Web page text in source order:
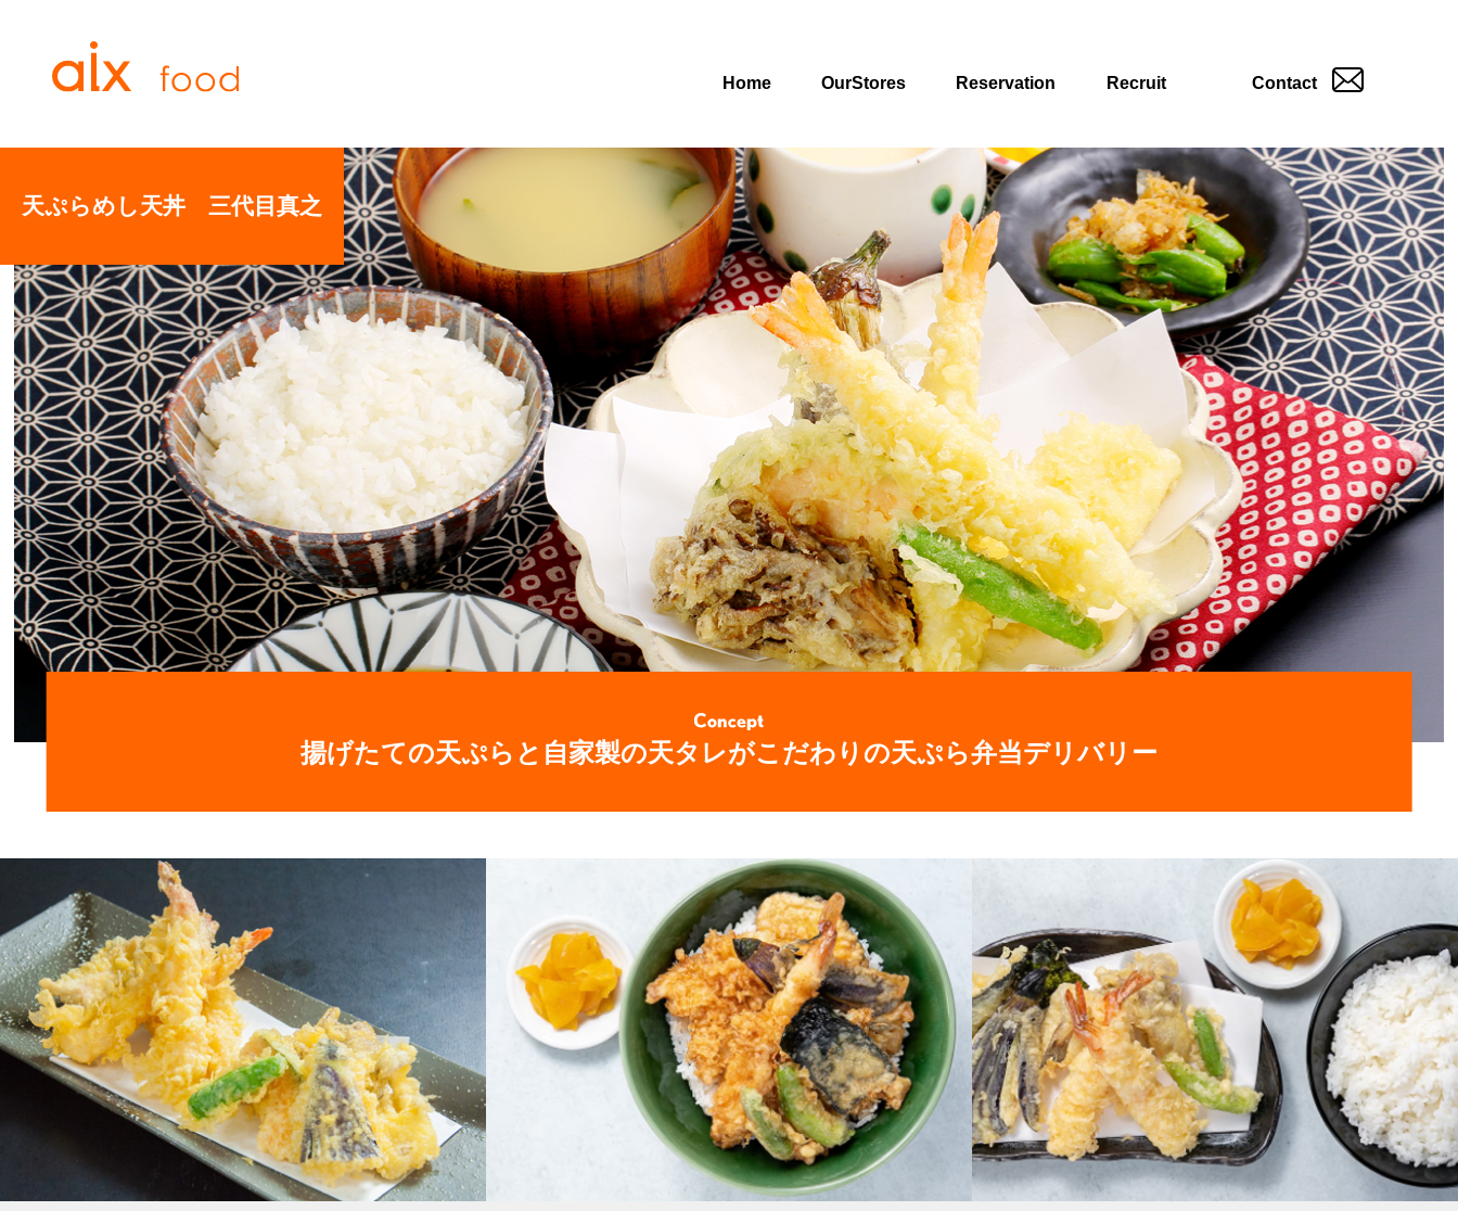
Home OurStores Reservation Recruit Contact
天ぷらめし天丼 三代目真之
揚げたての天ぷらと自家製の天タレがこだわりの天ぷら弁当デリバリー